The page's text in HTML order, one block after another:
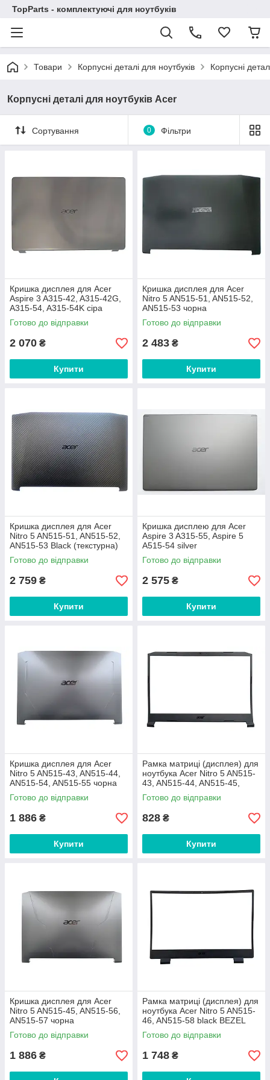
TopParts - комплектуючі для ноутбуків
Товари Корпусні деталі для ноутбуків Корпусні
Корпусні деталі для ноутбуків Acer
Сортування 0 Фільтри
Кришка дисплея для Acer
Aspire 3 A315-42, A315-42G,
A315-54, A315-54K сіра
Готово до відправки
2 070 ₴
Купити
Кришка дисплея для Acer
Nitro 5 AN515-51, AN515-52,
AN515-53 чорна
Готово до відправки
2 483 ₴
Купити
Кришка дисплея для Acer
Nitro 5 AN515-51, AN515-52,
AN515-53 Black (текстурна)
Готово до відправки
2 759 ₴
Купити
Кришка дисплею для Acer
Aspire 3 A315-55, Aspire 5
A515-54 silver
Готово до відправки
2 575 ₴
Купити
Кришка дисплея для Acer
Nitro 5 AN515-43, AN515-44,
AN515-54, AN515-55 чорна
Готово до відправки
1 886 ₴
Купити
Рамка матриці (дисплея) для
ноутбука Acer Nitro 5 AN515-
43, AN515-44, AN515-45,
AN515-54, AN515-55, AN515-
56, AN515-57
Готово до відправки
828 ₴
Купити
Кришка дисплея для Acer
Nitro 5 AN515-45, AN515-56,
AN515-57 чорна
Готово до відправки
1 886 ₴
Рамка матриці (дисплея) для
ноутбука Acer Nitro 5 AN515-
46, AN515-58 black BEZEL
Готово до відправки
1 748 ₴